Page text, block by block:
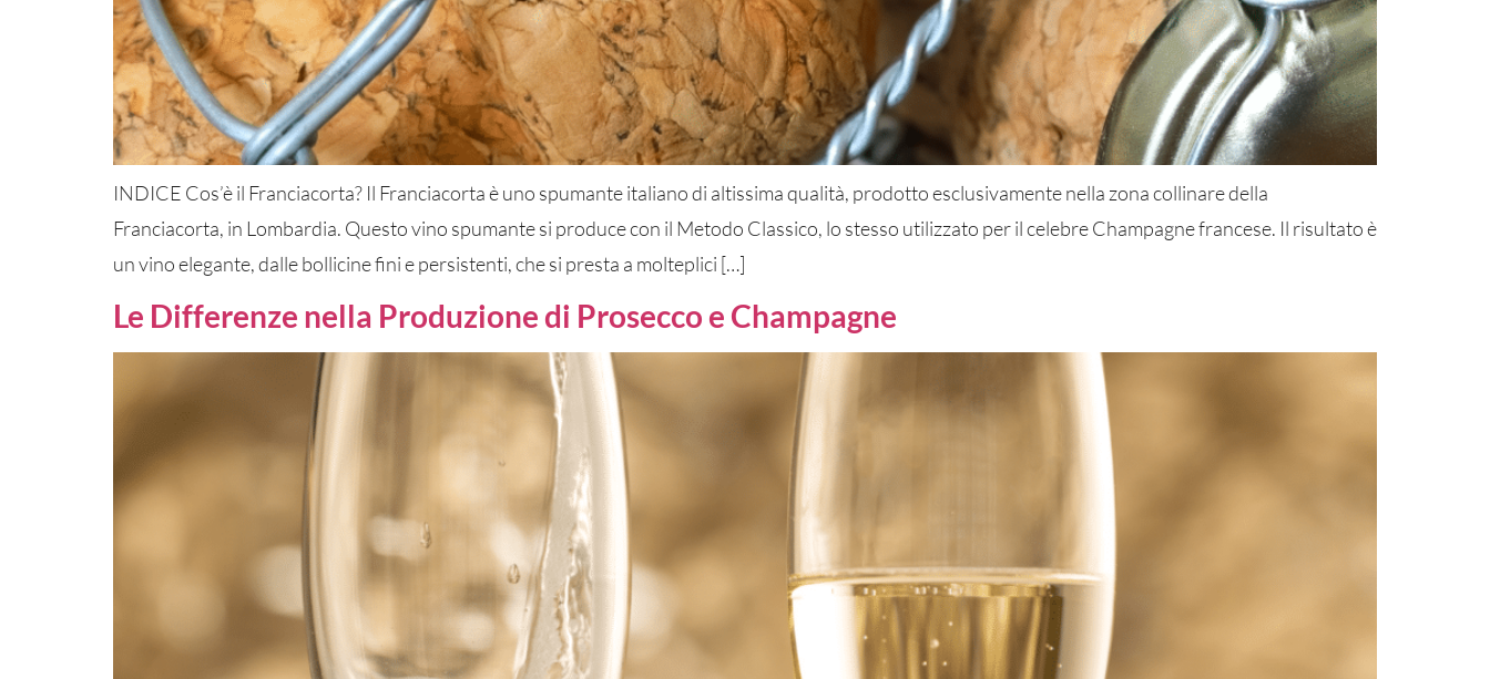
INDICE Cos’è il Franciacorta? Il Franciacorta è uno spumante italiano di altissima qualità, prodotto esclusivamente nella zona collinare della
Franciacorta, in Lombardia. Questo vino spumante si produce con il Metodo Classico, lo stesso utilizzato per il celebre Champagne francese. Il risultato è
un vino elegante, dalle bollicine fini e persistenti, che si presta a molteplici […]
Le Differenze nella Produzione di Prosecco e Champagne